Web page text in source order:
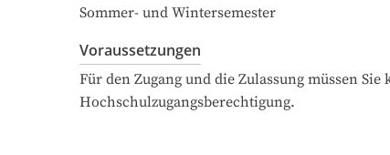
Sommer- und Wintersemester
Voraussetzungen
Für den Zugang und die Zulassung müssen
Hochschulzugangsberechtigung.